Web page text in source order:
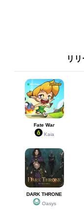
リ
Fate War
Kaia
DARK THRONE
Oasys